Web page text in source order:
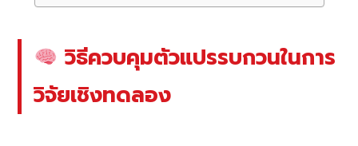
วิธีควบคุมตัวแปรรบกวนในการ
วิจัยเชิงทดลอง